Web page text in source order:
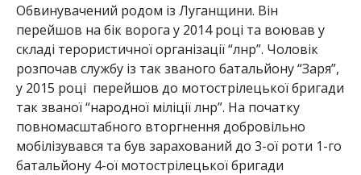
Обвинувачений родом із Луганщини. Він
перейшов на бік ворога у 2014 році та воював у
складі терористичної організації “лнр”. Чоловік
розпочав службу із так званого батальйону “Заря”,
у 2015 році перейшов до мотострілецької бригади
так званої “народної міліції лнр”. На початку
повномасштабного вторгнення добровільно
мобілізувався та був зарахований до 3-ої роти 1-го
батальйону 4-ої мотострілецької бригади